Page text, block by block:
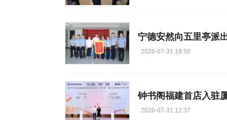
2026-07-31 18:50
钟书阁福建首店入驻
2026-07-31 12:37